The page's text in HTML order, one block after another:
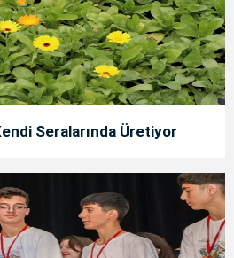
Seralarında Üretiyor